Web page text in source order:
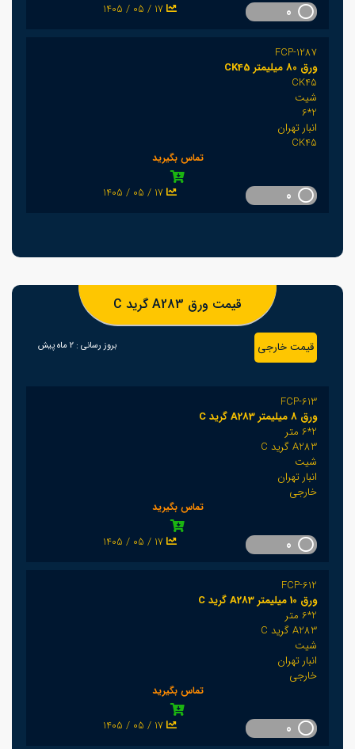
1405 / 05 / 17
FCP-1287
ورق 80 میلیمتر CK45
CK45
شیت
2*6
انبار تهران
CK45
تماس بگیرید
1405 / 05 / 17
قیمت ورق A283 گرید C
قیمت خارجی بروز رسانی : 2 ماه پیش
FCP-613
ورق 8 میلیمتر A283 گرید C
2*6 متر
A283 گرید C
شیت
انبار تهران
خارجی
تماس بگیرید
1405 / 05 / 17
FCP-612
ورق 10 میلیمتر A283 گرید C
2*6 متر
A283 گرید C
شیت
انبار تهران
خارجی
تماس بگیرید
1405 / 05 / 17